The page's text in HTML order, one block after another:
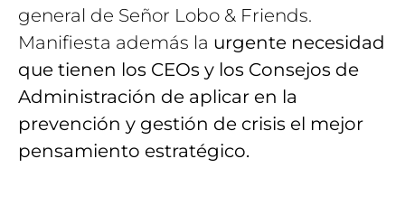
general de Señor Lobo & Friends.
Manifiesta además la urgente necesidad
que tienen los CEOs y los Consejos de
Administración de aplicar en la
prevención y gestión de crisis el mejor
pensamiento estratégico.